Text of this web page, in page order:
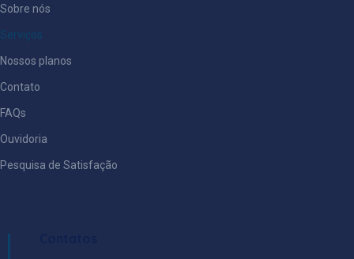
Sobre nós
Serviços
Nossos planos
Contato
FAQs
Ouvidoria
Pesquisa de Satisfação